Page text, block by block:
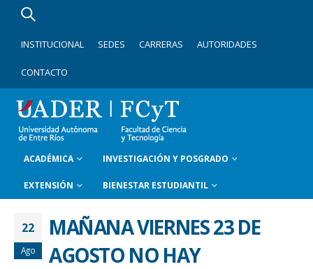
INSTITUCIONAL SEDES CARRERAS AUTORIDADES
CONTACTO
ACADÉMICA INVESTIGACIÓN Y POSGRADO
EXTENSIÓN BIENESTAR ESTUDIANTIL
22
Ago
MAÑANA VIERNES 23 DE
AGOSTO NO HAY